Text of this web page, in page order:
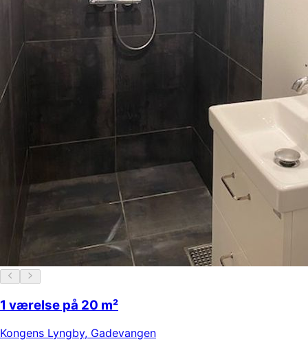
1 værelse på 20 m²
Kongens Lyngby, Gadevangen